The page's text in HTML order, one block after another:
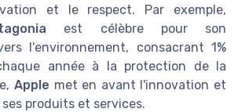
et le respect. Par exemple,
est célèbre pour son
l'environnement, consacrant 1%
année à la protection de la
Apple met en avant l'innovation et
produits et services.